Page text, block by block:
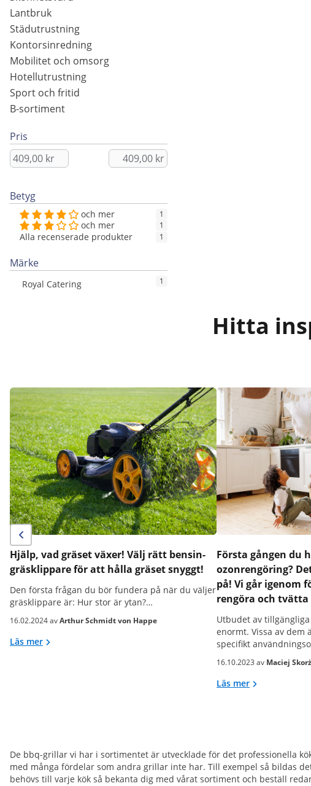
Lantbruk
Städutrustning
Kontorsinredning
Mobilitet och omsorg
Hotellutrustning
Sport och fritid
B-sortiment
Pris
Betyg
och mer 1
och mer 1
Alla recenserade produkter 1
Märke
Royal Catering 1
Hitta
Hjälp, vad gräset växer! Välj rätt bensin-
gräsklippare för att hålla gräset snyggt!
Den första frågan du bör fundera på när du väljer
gräsklippare är: Hur stor är ytan?…
16.02.2024 avArthur Schmidt von Happe
Läs mer
Första gången du
ozonrengöring?
på! Vi går igenom
rengöra och tvätta
Utbudet av
enormt. Vissa av dem
specifikt
16.10.2023 av Maciej
Läs mer
De bbq-grillar vi har i sortimentet är utvecklade för det professionella
med många fördelar som andra grillar inte har. Till exempel så bildas
behövs till varje kök så bekanta dig med vårat sortiment och beställ